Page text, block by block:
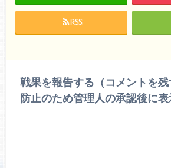
RSS
戦果を報告する（コメントを
防止のため管理人の承認後に